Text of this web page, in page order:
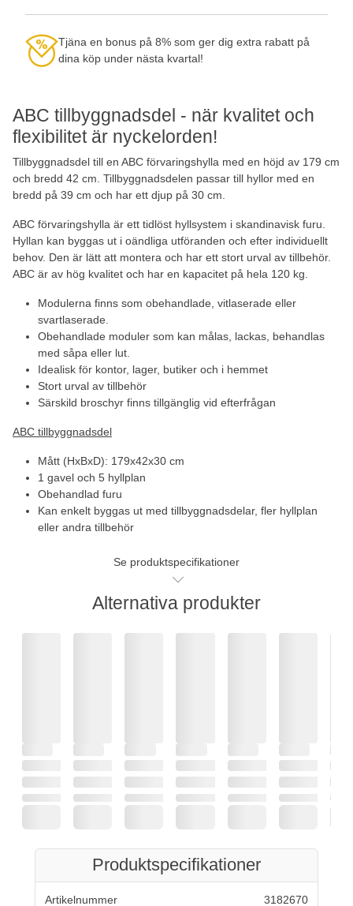
ABC tillbyggnadsdel - när kvalitet och
flexibilitet är nyckelorden!
Tillbyggnadsdel till en ABC förvaringshylla med en höjd av 179 cm
och bredd 42 cm. Tillbyggnadsdelen passar till hyllor med en
bredd på 39 cm och har ett djup på 30 cm.
ABC förvaringshylla är ett tidlöst hyllsystem i skandinavisk furu.
Hyllan kan byggas ut i oändliga utföranden och efter individuellt
behov. Den är lätt att montera och har ett stort urval av tillbehör.
ABC är av hög kvalitet och har en kapacitet på hela 120 kg.
Modulerna finns som obehandlade, vitlaserade eller
svartlaserade.
Obehandlade moduler som kan målas, lackas, behandlas
med såpa eller lut.
Idealisk för kontor, lager, butiker och i hemmet
Stort urval av tillbehör
Särskild broschyr finns tillgänglig vid efterfrågan
ABC tillbyggnadsdel
Mått (HxBxD): 179x42x30 cm
1 gavel och 5 hyllplan
Obehandlad furu
Kan enkelt byggas ut med tillbyggnadsdelar, fler hyllplan
eller andra tillbehör
Se produktspecifikationer
Tjäna en bonus på 8% som ger dig extra rabatt på
dina köp under nästa kvartal!
Alternativa produkter
Produktspecifikationer
Artikelnummer 3182670